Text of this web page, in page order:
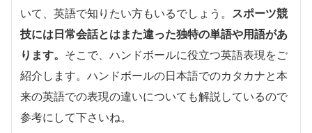
いて、英語で知りたい方もいるでしょう。 スポーツ競
技には日常会話とはまた違った独特の単語や用語があ
ります。 そこで、ハンドボールに役立つ英語表現をご
紹介します。ハンドボールの日本語でのカタカナと本
来の英語での表現の違いについても解説しているので
参考にして下さいね。